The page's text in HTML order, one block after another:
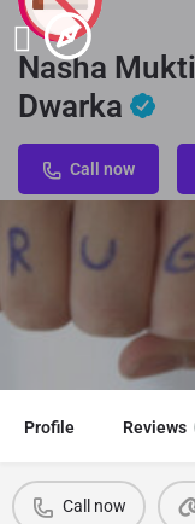
Nasha
Dwarka
Call now
Profile Reviews
Call now